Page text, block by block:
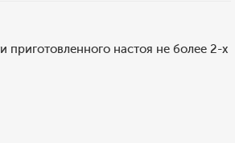
приготовленного настоя не более 2-х